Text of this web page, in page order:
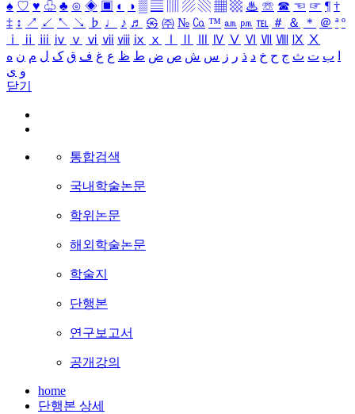
♠ ♡ ♥ ♧ ♣ ⊙ ◈ ▣ ◐ ◑ ▒ ▤ ▨ ▧ ▦ ▩ ♨ ☏ ☎ ☜ ☞ ¶ †
‡ ↕ ↗ ↙ ↖ ↘ ♭ ♩ ♪ ♬ ㉿ ㈜ № ㏇ ™ ㏂ ㏘ ℡ ＃ ＆ ＊ ＠ ª º
ⅰ
ⅱ ⅲ ⅳ ⅴ ⅵ ⅶ ⅷ ⅸ ⅹ Ⅳ Ⅴ Ⅵ Ⅶ Ⅷ Ⅸ Ⅹ
ب ت ث ج ح خ د ذ ر ز س ش ص ض ط ظ ع غ ف ق ک ل م ن ه
و ی
닫기
통합검색
국내학술논문
학위논문
해외학술논문
학술지
단행본
연구보고서
공개강의
home
단행본 상세